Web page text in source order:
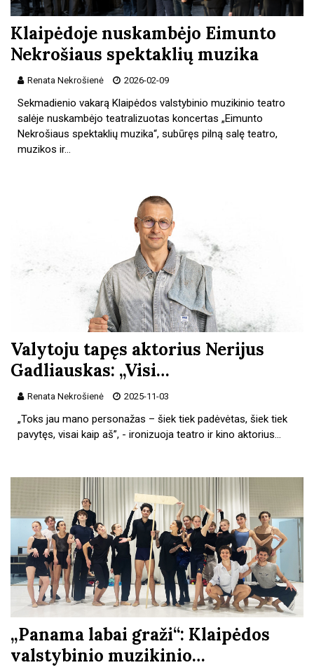
Klaipėdoje nuskambėjo Eimunto
Nekrošiaus spektaklių muzika
Renata Nekrošienė 2026-02-09
Sekmadienio vakarą Klaipėdos valstybinio muzikinio teatro
salėje nuskambėjo teatralizuotas koncertas „Eimunto
Nekrošiaus spektaklių muzika“, subūręs pilną salę teatro,
muzikos ir…
Valytoju tapęs aktorius Nerijus
Gadliauskas: „Visi…
Renata Nekrošienė 2025-11-03
„Toks jau mano personažas – šiek tiek padėvėtas, šiek tiek
pavytęs, visai kaip aš”, - ironizuoja teatro ir kino aktorius…
„Panama labai graži“: Klaipėdos
valstybinio muzikinio…